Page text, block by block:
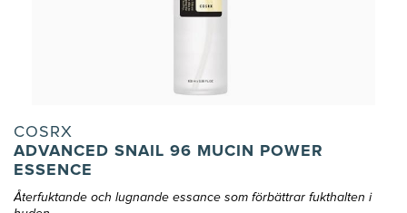
COSRX
ADVANCED SNAIL 96 MUCIN POWER
ESSENCE
Återfuktande och lugnande essance som förbättrar fukthalten i